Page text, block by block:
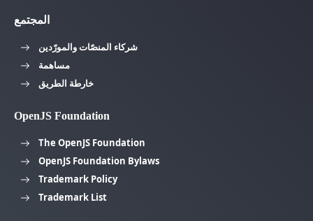
المجتمع
شركاء المنصّات والمورّدين
مساهمة
خارطة الطريق
OpenJS Foundation
The OpenJS Foundation
OpenJS Foundation Bylaws
Trademark Policy
Trademark List